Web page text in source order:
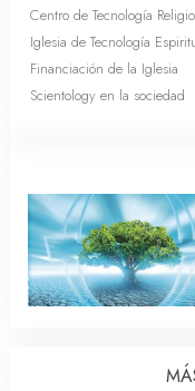
Centro de Tecnología
Iglesia de Tecnología
Financiación de la Iglesia
Scientology en la sociedad